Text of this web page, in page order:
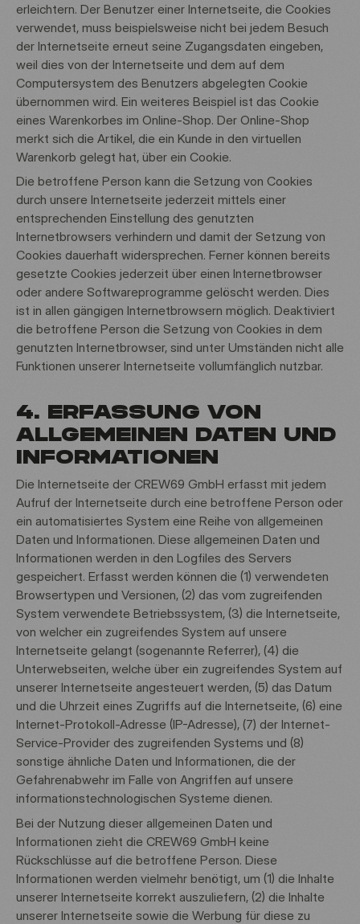
erleichtern. Der Benutzer einer Internetseite, die Cookies
verwendet, muss beispielsweise nicht bei jedem Besuch
der Internetseite erneut seine Zugangsdaten eingeben,
weil dies von der Internetseite und dem auf dem
Computersystem des Benutzers abgelegten Cookie
übernommen wird. Ein weiteres Beispiel ist das Cookie
eines Warenkorbes im Online-Shop. Der Online-Shop
merkt sich die Artikel, die ein Kunde in den virtuellen
Warenkorb gelegt hat, über ein Cookie.
Die betroffene Person kann die Setzung von Cookies
durch unsere Internetseite jederzeit mittels einer
entsprechenden Einstellung des genutzten
Internetbrowsers verhindern und damit der Setzung von
Cookies dauerhaft widersprechen. Ferner können bereits
gesetzte Cookies jederzeit über einen Internetbrowser
oder andere Softwareprogramme gelöscht werden. Dies
ist in allen gängigen Internetbrowsern möglich. Deaktiviert
die betroffene Person die Setzung von Cookies in dem
genutzten Internetbrowser, sind unter Umständen nicht alle
Funktionen unserer Internetseite vollumfänglich nutzbar.
4. ERFASSUNG VON
ALLGEMEINEN DATEN UND
INFORMATIONEN
Die Internetseite der CREW69 GmbH erfasst mit jedem
Aufruf der Internetseite durch eine betroffene Person oder
ein automatisiertes System eine Reihe von allgemeinen
Daten und Informationen. Diese allgemeinen Daten und
Informationen werden in den Logfiles des Servers
gespeichert. Erfasst werden können die (1) verwendeten
Browsertypen und Versionen, (2) das vom zugreifenden
System verwendete Betriebssystem, (3) die Internetseite,
von welcher ein zugreifendes System auf unsere
Internetseite gelangt (sogenannte Referrer), (4) die
Unterwebseiten, welche über ein zugreifendes System auf
unserer Internetseite angesteuert werden, (5) das Datum
und die Uhrzeit eines Zugriffs auf die Internetseite, (6) eine
Internet-Protokoll-Adresse (IP-Adresse), (7) der Internet-
Service-Provider des zugreifenden Systems und (8)
sonstige ähnliche Daten und Informationen, die der
Gefahrenabwehr im Falle von Angriffen auf unsere
informationstechnologischen Systeme dienen.
Bei der Nutzung dieser allgemeinen Daten und
Informationen zieht die CREW69 GmbH keine
Rückschlüsse auf die betroffene Person. Diese
Informationen werden vielmehr benötigt, um (1) die Inhalte
unserer Internetseite korrekt auszuliefern, (2) die Inhalte
unserer Internetseite sowie die Werbung für diese zu